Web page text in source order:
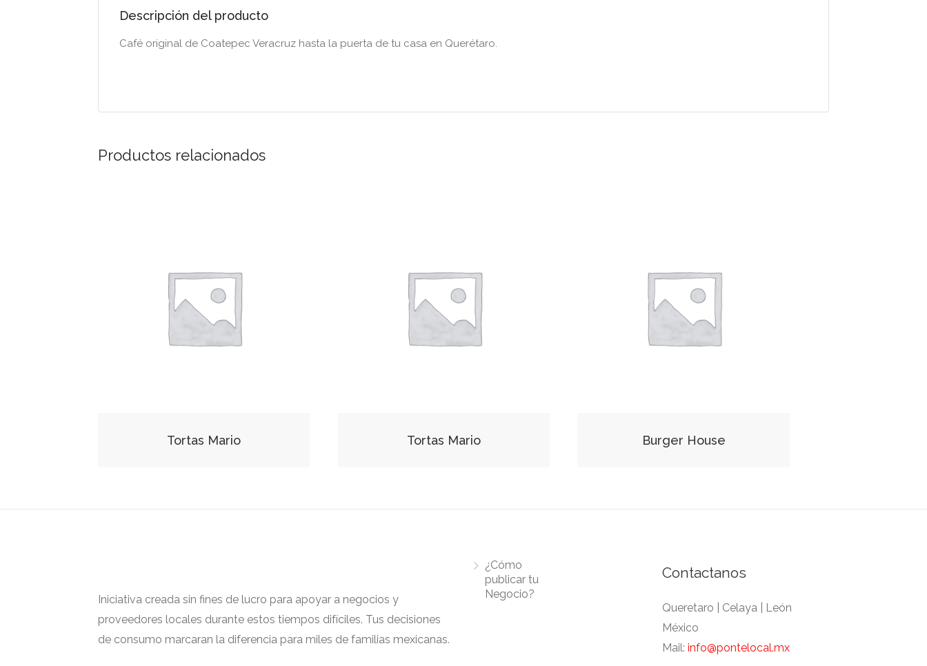
Descripción del producto
Café original de Coatepec Veracruz hasta la puerta de tu casa en Querétaro.
Productos relacionados
Tortas Mario Tortas Mario Burger House
Iniciativa creada sin fines de lucro para apoyar a negocios y
proveedores locales durante estos tiempos difíciles. Tus decisiones
de consumo marcaran la diferencia para miles de familias mexicanas.
¿Cómo
publicar tu
Negocio?
Contactanos
Queretaro | Celaya | León
México
Mail: info@pontelocal.mx